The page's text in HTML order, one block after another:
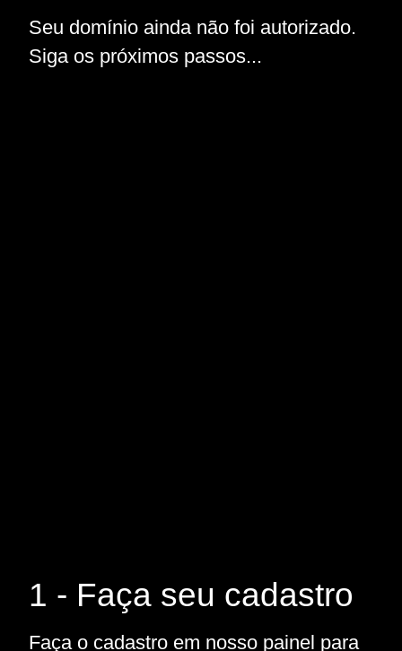
Seu domínio ainda não foi autorizado.
Siga os próximos passos...
1 - Faça seu cadastro
Faça o cadastro em nosso painel para